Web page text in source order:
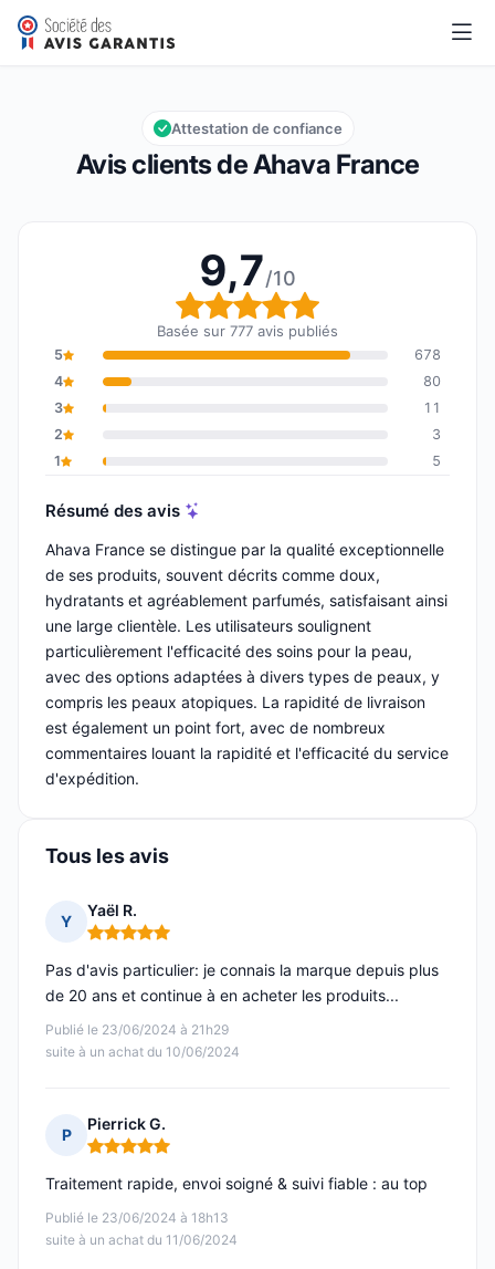
Ahava France
Note globale : 9,7 sur 10
9,7/10
Avis clients de Ahava France
Attestation de confiance
9,7/10
Note globale : 9,7 sur
Basée sur 777 avis publiés
5
678
4
80
3
11
2
3
1
5
Résumé des avis
Ahava France se distingue par la qualité exceptionnelle
de ses produits, souvent décrits comme doux,
hydratants et agréablement parfumés, satisfaisant ainsi
une large clientèle. Les utilisateurs soulignent
particulièrement l'efficacité des soins pour la peau,
avec des options adaptées à divers types de peaux, y
compris les peaux atopiques. La rapidité de livraison
est également un point fort, avec de nombreux
commentaires louant la rapidité et l'efficacité du service
d'expédition.
Tous les avis
Y
Yaël R.
Note : 5 sur 5
Publié le 23/06/2024 à 21h29
suite à un achat du 10/06/2024
Pas d'avis particulier: je connais la marque depuis plus
de 20 ans et continue à en acheter les produits...
P
Pierrick G.
Note : 5 sur 5
Publié le 23/06/2024 à 18h13
suite à un achat du 11/06/2024
Traitement rapide, envoi soigné & suivi fiable : au top